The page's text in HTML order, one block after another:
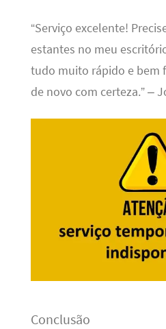
“Serviço excelente!
estantes no meu
tudo muito rápido e bem
de novo com certeza.” –
Conclusão